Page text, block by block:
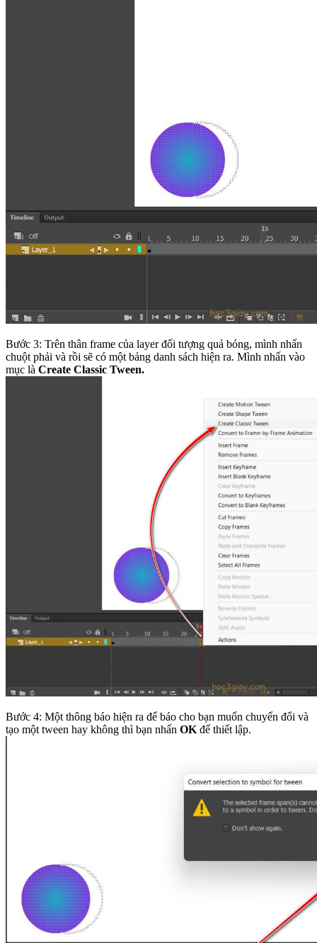
Bước 3: Trên thân frame của layer đối tượng quả bóng, mình nhấn
chuột phải và rồi sẽ có một bảng danh sách hiện ra. Mình nhấn vào
mục là Create Classic Tween.
Bước 4: Một thông báo hiện ra để báo cho bạn muốn chuyển đổi và
tạo một tween hay không thì bạn nhấn OK để thiết lập.